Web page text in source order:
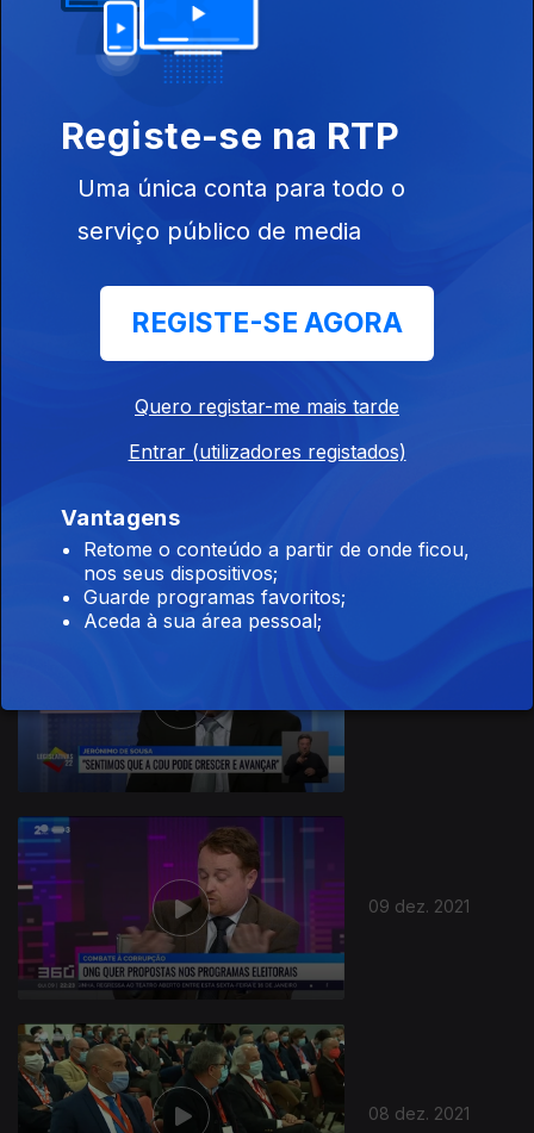
12 dez. 2021
09 dez. 2021
08 dez. 2021
584615
Registe-se na RTP
Uma única conta para todo o
serviço público de media
REGISTE-SE AGORA
Quero registar-me mais tarde
Entrar (utilizadores registados)
Vantagens
Retome o conteúdo a partir de onde ficou,
nos seus dispositivos;
Guarde programas favoritos;
Aceda à sua área pessoal;